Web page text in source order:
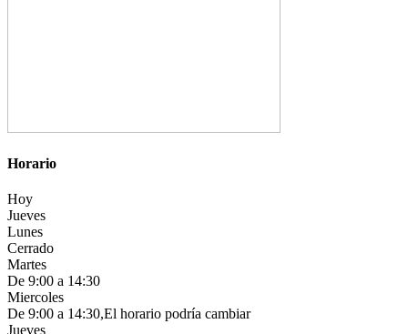
Horario
Hoy
Jueves
Lunes
Cerrado
Martes
De 9:00 a 14:30
Miercoles
De 9:00 a 14:30,El horario podría cambiar
Jueves